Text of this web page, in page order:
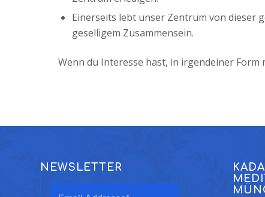
Einerseits lebt unser Zentrum von dieser
geselligem Zusammensein.
Wenn du Interesse hast, in irgendeiner
NEWSLETTER